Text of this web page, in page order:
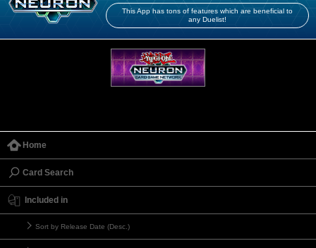
This App has tons of features which are beneficial to
any Duelist!
Home
Card Search
Included in
Sort by Release Date (Desc.)